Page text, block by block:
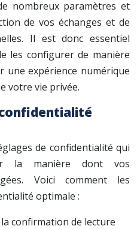
nombreux paramètres et
de vos échanges et de
Il est donc essentiel
les configurer de manière
expérience numérique
votre vie privée.
de confidentialité qui
la manière dont vos
Voici comment les
optimale :
confirmation de lecture